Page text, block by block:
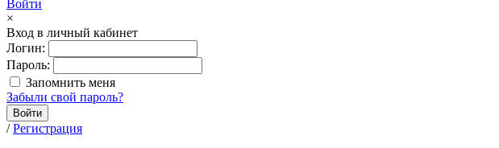
Войти
×
Вход в личный кабинет
Логин:
Пароль:
Запомнить меня
Забыли свой пароль?
Войти
/ Регистрация